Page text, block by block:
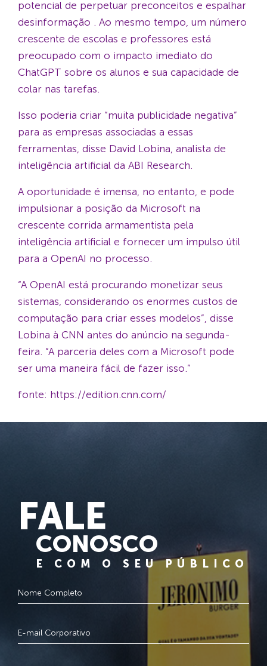
potencial de perpetuar preconceitos e espalhar
desinformação . Ao mesmo tempo, um número
crescente de escolas e professores está
preocupado com o impacto imediato do
ChatGPT sobre os alunos e sua capacidade de
colar nas tarefas.
Isso poderia criar “muita publicidade negativa”
para as empresas associadas a essas
ferramentas, disse David Lobina, analista de
inteligência artificial da ABI Research.
A oportunidade é imensa, no entanto, e pode
impulsionar a posição da Microsoft na
crescente corrida armamentista pela
inteligência artificial e fornecer um impulso útil
para a OpenAI no processo.
“A OpenAI está procurando monetizar seus
sistemas, considerando os enormes custos de
computação para criar esses modelos”, disse
Lobina à CNN antes do anúncio na segunda-
feira. “A parceria deles com a Microsoft pode
ser uma maneira fácil de fazer isso.”
fonte: https://edition.cnn.com/
FALE
CONOSCO
E COM O SEU PÚBLICO